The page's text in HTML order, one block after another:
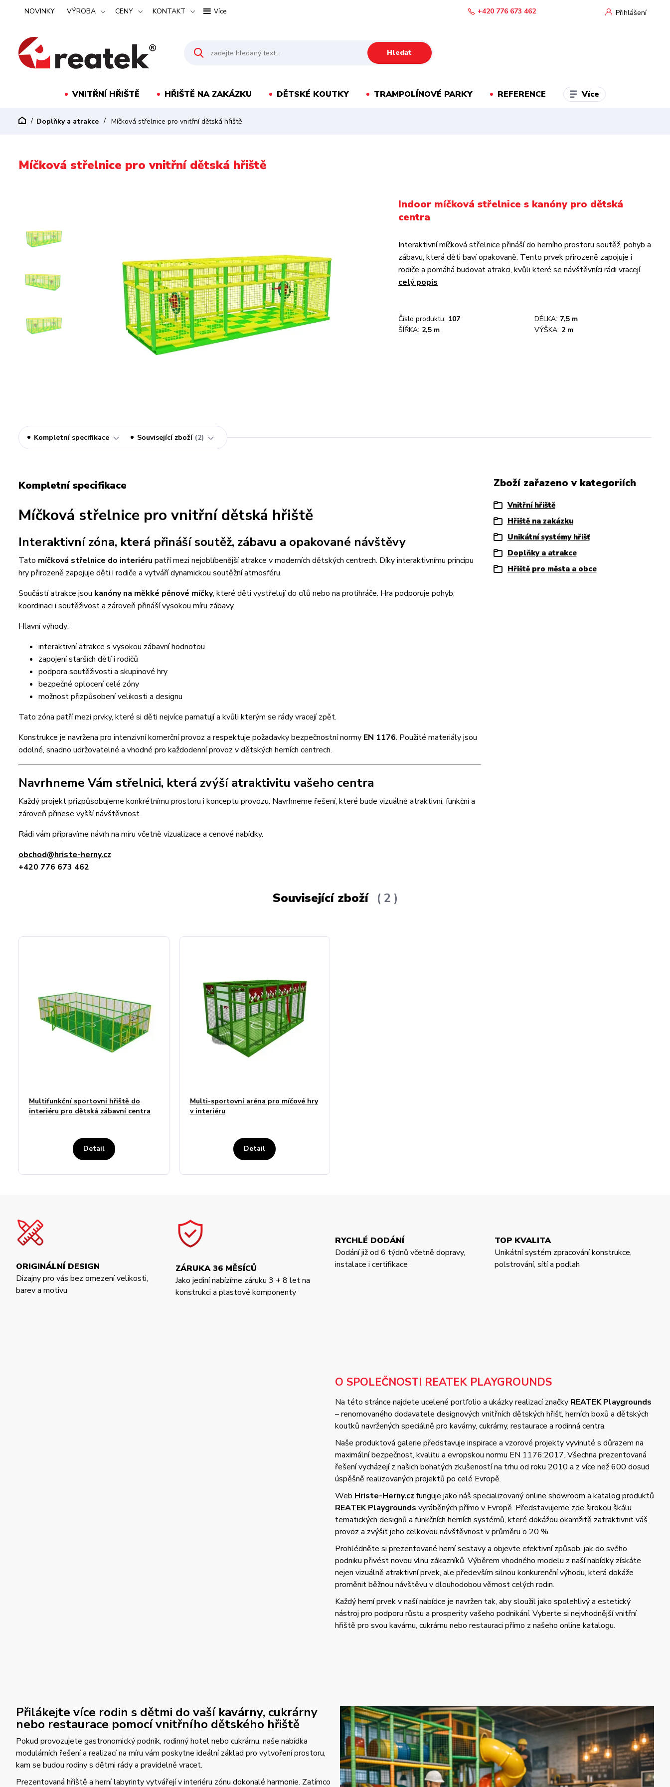
NOVINKY VÝROBA CENY KONTAKT Více Přihlášení
Hledat
+420 776 673 462
VNITŘNÍ HŘIŠTĚ HŘIŠTĚ NA ZAKÁZKU DĚTSKÉ KOUTKY TRAMPOLÍNOVÉ PARKY REFERENCE Více
Doplňky a atrakce Míčková střelnice pro vnitřní dětská hřiště
Míčková střelnice pro vnitřní dětská hřiště
Indoor míčková střelnice s kanóny pro dětská
centra
Interaktivní míčková střelnice přináší do herního prostoru soutěž, pohyb a
zábavu, která děti baví opakovaně. Tento prvek přirozeně zapojuje i
rodiče a pomáhá budovat atrakci, kvůli které se návštěvníci rádi vracejí.
celý popis
Číslo produktu: 107 DÉLKA: 7,5 m
ŠÍŘKA: 2,5 m VÝŠKA: 2 m
Kompletní specifikace Související zboží 2
Kompletní specifikace
Míčková střelnice pro vnitřní dětská hřiště
Interaktivní zóna, která přináší soutěž, zábavu a opakované návštěvy
Tato míčková střelnice do interiéru patří mezi nejoblíbenější atrakce v moderních dětských centrech. Díky interaktivnímu principu
hry přirozeně zapojuje děti i rodiče a vytváří dynamickou soutěžní atmosféru.
Součástí atrakce jsou kanóny na měkké pěnové míčky, které děti vystřelují do cílů nebo na protihráče. Hra podporuje pohyb,
koordinaci i soutěživost a zároveň přináší vysokou míru zábavy.
Hlavní výhody:
interaktivní atrakce s vysokou zábavní hodnotou
zapojení starších dětí i rodičů
podpora soutěživosti a skupinové hry
bezpečné oplocení celé zóny
možnost přizpůsobení velikosti a designu
Tato zóna patří mezi prvky, které si děti nejvíce pamatují a kvůli kterým se rády vracejí zpět.
Konstrukce je navržena pro intenzivní komerční provoz a respektuje požadavky bezpečnostní normy EN 1176. Použité materiály jsou
odolné, snadno udržovatelné a vhodné pro každodenní provoz v dětských herních centrech.
Navrhneme Vám střelnici, která zvýší atraktivitu vašeho centra
Každý projekt přizpůsobujeme konkrétnímu prostoru i konceptu provozu. Navrhneme řešení, které bude vizuálně atraktivní, funkční a
zároveň přinese vyšší návštěvnost.
Rádi vám připravíme návrh na míru včetně vizualizace a cenové nabídky.
obchod@hriste-herny.cz
+420 776 673 462
Zboží zařazeno v kategoriích
Vnitřní hřiště
Hřiště na zakázku
Unikátní systémy hřišť
Doplňky a atrakce
Hřiště pro města a obce
Související zboží 2
Multifunkční sportovní hřiště do
interiéru pro dětská zábavní centra
Detail
Multi-sportovní aréna pro míčové hry
v interiéru
Detail
ORIGINÁLNÍ DESIGN
Dizajny pro vás bez omezení velikosti,
barev a motivu
ZÁRUKA 36 MĚSÍCŮ
Jako jediní nabízíme záruku 3 + 8 let na
konstrukci a plastové komponenty
RYCHLÉ DODÁNÍ
Dodání již od 6 týdnů včetně dopravy,
instalace i certifikace
TOP KVALITA
Unikátní systém zpracování konstrukce,
polstrování, sítí a podlah
O SPOLEČNOSTI REATEK PLAYGROUNDS
Na této stránce najdete ucelené portfolio a ukázky realizací značky REATEK Playgrounds
– renomovaného dodavatele designových vnitřních dětských hřišť, herních boxů a dětských
koutků navržených speciálně pro kavárny, cukrárny, restaurace a rodinná centra.
Naše produktová galerie představuje inspirace a vzorové projekty vyvinuté s důrazem na
maximální bezpečnost, kvalitu a evropskou normu EN 1176:2017. Všechna prezentovaná
řešení vycházejí z našich bohatých zkušeností na trhu od roku 2010 a z více než 600 dosud
úspěšně realizovaných projektů po celé Evropě.
Web Hriste-Herny.cz funguje jako náš specializovaný online showroom a katalog produktů
REATEK Playgrounds vyráběných přímo v Evropě. Představujeme zde širokou škálu
tematických designů a funkčních herních systémů, které dokážou okamžitě zatraktivnit váš
provoz a zvýšit jeho celkovou návštěvnost v průměru o 20 %.
Prohlédněte si prezentované herní sestavy a objevte efektivní způsob, jak do svého
podniku přivést novou vlnu zákazníků. Výběrem vhodného modelu z naší nabídky získáte
nejen vizuálně atraktivní prvek, ale především silnou konkurenční výhodu, která dokáže
proměnit běžnou návštěvu v dlouhodobou věrnost celých rodin.
Každý herní prvek v naší nabídce je navržen tak, aby sloužil jako spolehlivý a estetický
nástroj pro podporu růstu a prosperity vašeho podnikání. Vyberte si nejvhodnější vnitřní
hřiště pro svou kavárnu, cukrárnu nebo restauraci přímo z našeho online katalogu.
Přilákejte více rodin s dětmi do vaší kavárny, cukrárny
nebo restaurace pomocí vnitřního dětského hřiště
Pokud provozujete gastronomický podnik, rodinný hotel nebo cukrárnu, naše nabídka
modulárních řešení a realizací na míru vám poskytne ideální základ pro vytvoření prostoru,
kam se budou rodiny s dětmi rády a pravidelně vracet.
Prezentovaná hřiště a herní labyrinty vytvářejí v interiéru zónu dokonalé harmonie. Zatímco